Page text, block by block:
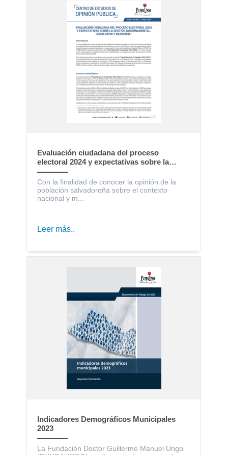
Evaluación ciudadana del proceso
electoral 2024 y expectativas sobre la
gestión gubernamental, legislativa y
municipal
Con la finalidad de conocer la opinión de la
población salvadoreña sobre el contexto
nacional y m...
Leer más..
Indicadores Demográficos Municipales
2023
La Fundación Doctor Guillermo Manuel Ungo